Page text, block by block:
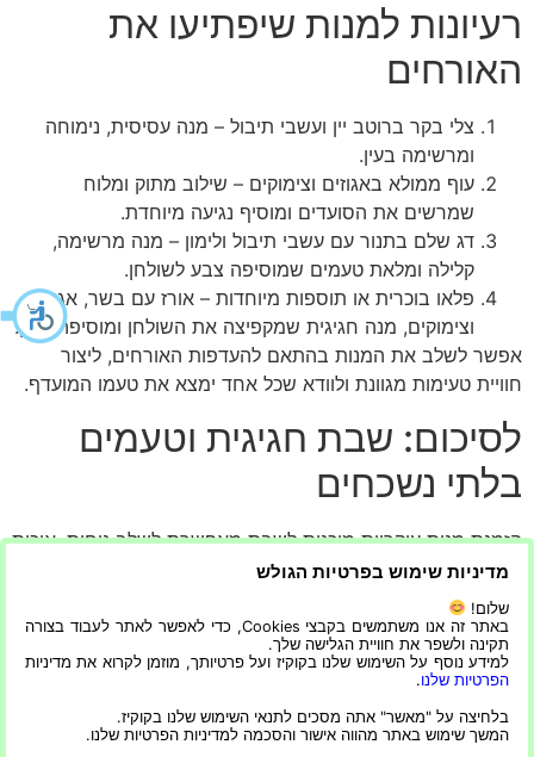
רעיונות למנות שיפתיעו את
האורחים
צלי בקר ברוטב יין ועשבי תיבול – מנה עסיסית, נימוחה
ומרשימה בעין.
עוף ממולא באגוזים וצימוקים – שילוב מתוק ומלוח
שמרשים את הסועדים ומוסיף נגיעה מיוחדת.
דג שלם בתנור עם עשבי תיבול ולימון – מנה מרשימה,
קלילה ומלאת טעמים שמוסיפה צבע לשולחן.
פלאו בוכרית או תוספות מיוחדות – אורז עם בשר, אגוזים
וצימוקים, מנה חגיגית שמקפיצה את השולחן ומוסיפה עניין.
אפשר לשלב את המנות בהתאם להעדפות האורחים, ליצור
חוויית טעימות מגוונת ולוודא שכל אחד ימצא את טעמו המועדף.
לסיכום: שבת חגיגית וטעמים
בלתי נשכחים
הזמנת מנות עיקריות מוכנות לשבת מאפשרת לשלב נוחות, איכות
וחוויית אוכל חגיגית. מנות עסיסיות, טעימות ומגוונות מספקות
שולחן מרשים ומפתיע, בלי צורך בבישול ארוך או בהכנה
מורכבת. השילוב בין תכנון מוקדם, בחירת ספק מקצועי והתאמה
אישית של המנות מאפשר ליהנות משבת מלאה בשמחה, בזמן
איכות עם המשפחה והאורחים, וחוויית טעימה בלתי נשכחת.
בלחיצת כפתור אחת, ניתן להפוך את השבת לחגיגה קולינרית של
טעמים עשירים, מראה מרשים ותחושת חגיגיות אמיתית.
מדיניות שימוש בפרטיות הגולש
שלום!
באתר זה אנו משתמשים בקבצי Cookies, כדי לאפשר לאתר לעבוד בצורה
תקינה ולשפר את חוויית הגלישה שלך.
למידע נוסף על השימוש שלנו בקוקיז ועל פרטיותך, מוזמן לקרוא את מדיניות
הפרטיות שלנו.
בלחיצה על "מאשר" אתה מסכים לתנאי השימוש שלנו בקוקיז.
המשך שימוש באתר מהווה אישור והסכמה למדיניות הפרטיות שלנו.